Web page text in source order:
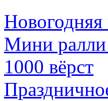
Новогодняя
Мини
1000 вёрст